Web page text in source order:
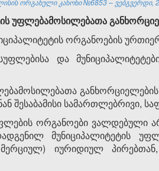
ორგანული კანონი №6853 – ვებგვერდი,
უფლებამოსილებათა
ორგანოების
და
შესაბამისი სამართლებრივი,
ორგანოები ვალდებული
მუნიციპალიტეტის
იურიდიულ